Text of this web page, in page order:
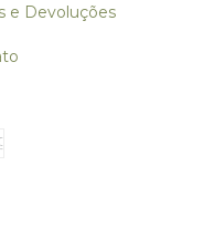
e Devoluções